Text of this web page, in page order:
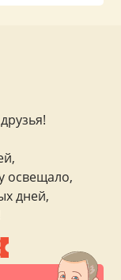
освещало,
дней,